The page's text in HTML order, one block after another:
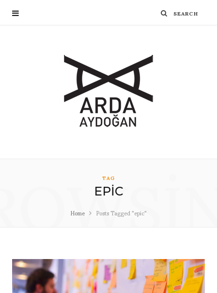
TAG
EPIC
Home Posts Tagged "epic"